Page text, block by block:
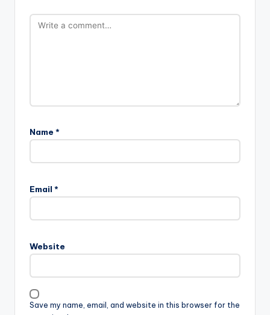
Name *
Email *
Website
Save my name, email, and website in this browser for the